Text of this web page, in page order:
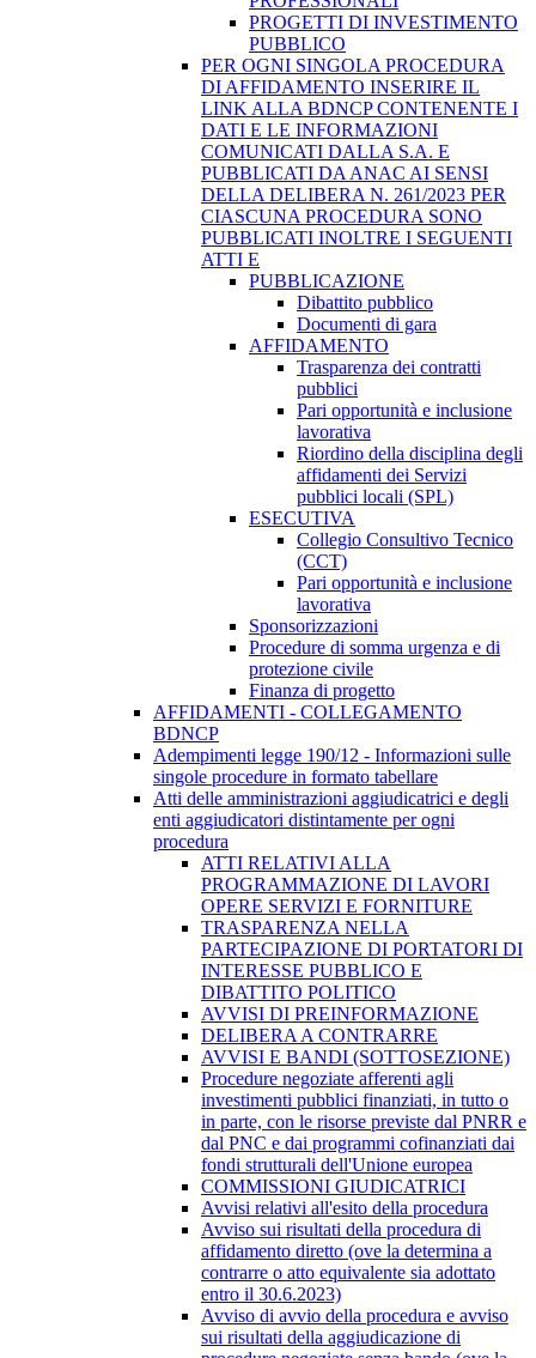
PROGETTI DI INVESTIMENTO
PUBBLICO
PER OGNI SINGOLA PROCEDURA
DI AFFIDAMENTO INSERIRE IL
LINK ALLA BDNCP CONTENENTE I
DATI E LE INFORMAZIONI
COMUNICATI DALLA S.A. E
PUBBLICATI DA ANAC AI SENSI
DELLA DELIBERA N. 261/2023 PER
CIASCUNA PROCEDURA SONO
PUBBLICATI INOLTRE I SEGUENTI
ATTI E
PUBBLICAZIONE
Dibattito pubblico
Documenti di gara
AFFIDAMENTO
Trasparenza dei contratti
pubblici
Pari opportunità e inclusione
lavorativa
Riordino della disciplina degli
affidamenti dei Servizi
pubblici locali (SPL)
ESECUTIVA
Collegio Consultivo Tecnico
(CCT)
Pari opportunità e inclusione
lavorativa
Sponsorizzazioni
Procedure di somma urgenza e di
protezione civile
Finanza di progetto
AFFIDAMENTI - COLLEGAMENTO
BDNCP
Adempimenti legge 190/12 - Informazioni sulle
singole procedure in formato tabellare
Atti delle amministrazioni aggiudicatrici e degli
enti aggiudicatori distintamente per ogni
procedura
ATTI RELATIVI ALLA
PROGRAMMAZIONE DI LAVORI
OPERE SERVIZI E FORNITURE
TRASPARENZA NELLA
PARTECIPAZIONE DI PORTATORI DI
INTERESSE PUBBLICO E
DIBATTITO POLITICO
AVVISI DI PREINFORMAZIONE
DELIBERA A CONTRARRE
AVVISI E BANDI (SOTTOSEZIONE)
Procedure negoziate afferenti agli
investimenti pubblici finanziati, in tutto o
in parte, con le risorse previste dal PNRR e
dal PNC e dai programmi cofinanziati dai
fondi strutturali dell'Unione europea
COMMISSIONI GIUDICATRICI
Avvisi relativi all'esito della procedura
Avviso sui risultati della procedura di
affidamento diretto (ove la determina a
contrarre o atto equivalente sia adottato
entro il 30.6.2023)
Avviso di avvio della procedura e avviso
sui risultati della aggiudicazione di